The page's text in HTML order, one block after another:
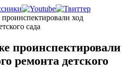
ход
сада
проинспектировали
ремонта детского